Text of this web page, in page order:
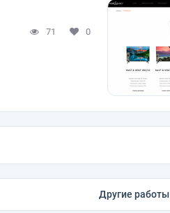
71 0
Другие работы